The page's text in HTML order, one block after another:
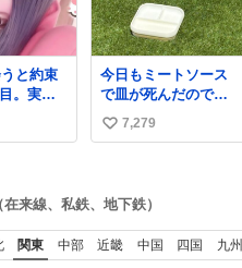
数
と約束
。実際
今日もミートソース
で皿が死んだので、
天日干しをしていま
す🍝 ありがとう先人
い
数
7,279
在来線、私鉄、地下鉄）
関東 中部 近畿 中国 四国 九州